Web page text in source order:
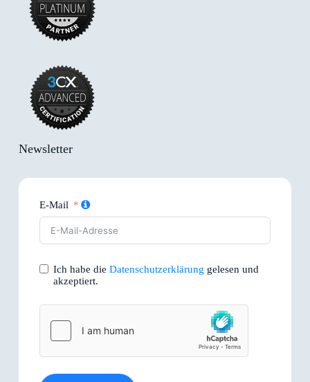
Newsletter
E-Mail
Ich habe die Datenschutzerklärung gelesen und
akzeptiert.